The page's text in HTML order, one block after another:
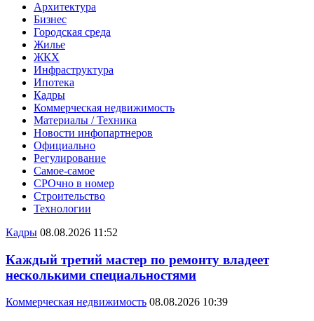
Архитектура
Бизнес
Городская среда
Жилье
ЖКХ
Инфраструктура
Ипотека
Кадры
Коммерческая недвижимость
Материалы / Техника
Новости инфопартнеров
Официально
Регулирование
Самое-самое
СРОчно в номер
Строительство
Технологии
Кадры 08.08.2026 11:52
Каждый третий мастер по ремонту владеет
несколькими специальностями
Коммерческая недвижимость 08.08.2026 10:39